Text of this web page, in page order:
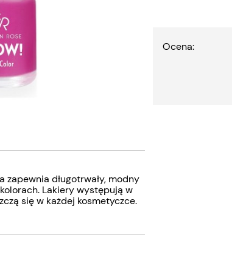
Ocena:
długotrwały, modny
Lakiery występują w
się w każdej kosmetyczce.